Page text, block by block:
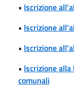
• Iscrizione
• Iscrizione
• Iscrizione
• Iscrizione
comunali